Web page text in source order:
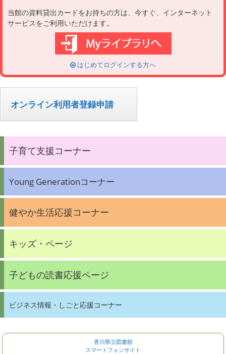
当館の資料貸出カードをお持ちの方は、今すぐ、インターネット
サービスをご利用いただけます。
はじめてログインする方へ
オンライン利用者登録申請
子育て支援コーナー
Young Generationコーナー
健やか生活応援コーナー
キッズ・ページ
子どもの読書応援ページ
ビジネス情報・しごと応援コーナー
香川県立図書館
スマートフォンサイト